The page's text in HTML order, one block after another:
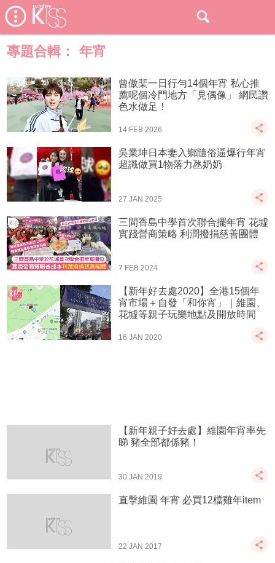
專題合輯： 年宵
曾傲棐一日行勻14個年宵 私心推
薦呢個冷門地方「見偶像」 網民讚
色水做足！
14 FEB 2026
吳業坤日本妻入鄉隨俗逼爆行年宵
超識做買1物落力氹奶奶
27 JAN 2025
三間香島中學首次聯合擺年宵 花墟
實踐營商策略 利潤撥捐慈善團體
7 FEB 2024
【新年好去處2020】全港15個年
宵市場＋自發「和你宵」｜維園、
花墟等親子玩樂地點及開放時間
16 JAN 2020
【新年親子好去處】維園年宵率先
睇 豬全部都係豬！
30 JAN 2019
直擊維園 年宵 必買12檔雞年item
22 JAN 2017